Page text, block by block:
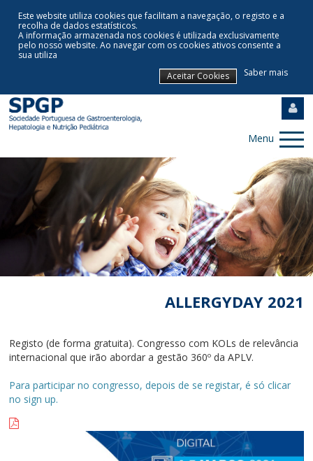
Este website utiliza cookies que facilitam a navegação, o registo e a
recolha de dados estatísticos.
A informação armazenada nos cookies é utilizada exclusivamente
pelo nosso website.Ao navegar com os cookies ativos consente a
sua utiliza
Saber mais
Aceitar Cookies
Menu
ALLERGYDAY 2021
Registo (de forma gratuita). Congresso com KOLs de relevância
internacional que irão abordar a gestão 360º da APLV.
Para participar no congresso, depois de se registar, é só clicar
no sign up.